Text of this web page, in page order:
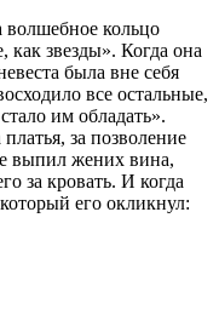
волшебное кольцо
звезды». Когда она
была вне себя
все остальные,
им обладать».
за позволение
выпил жених вина,
за кровать. И когда
его окликнул: